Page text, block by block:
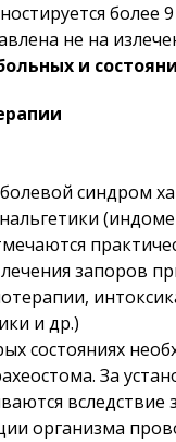
не на
и
синдром
запоров
и др.)
состояниях
За
вследствие
организма